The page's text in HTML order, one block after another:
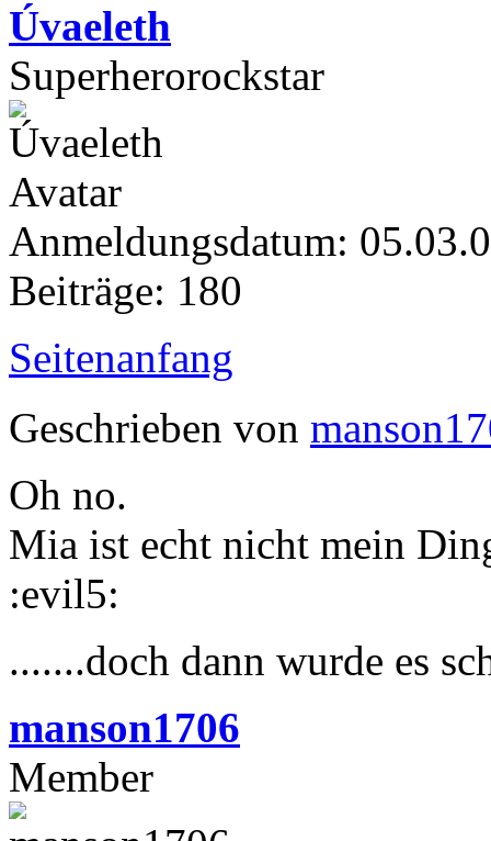
Úvaeleth
Superherorockstar
Anmeldungsdatum:
Beiträge: 180
Seitenanfang
Geschrieben von
Oh no.
Mia ist echt nicht mein
:evil5:
.......doch dann wurde es
manson1706
Member